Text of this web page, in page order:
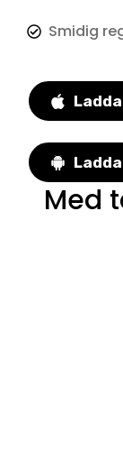
Smidig
Med